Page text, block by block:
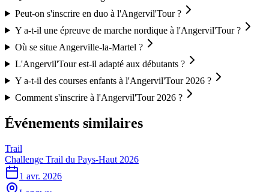
Peut-on s'inscrire en duo à l'Angervil'Tour ?
Y a-t-il une épreuve de marche nordique à l'Angervil'Tour ?
Où se situe Angerville-la-Martel ?
L'Angervil'Tour est-il adapté aux débutants ?
Y a-t-il des courses enfants à l'Angervil'Tour 2026 ?
Comment s'inscrire à l'Angervil'Tour 2026 ?
Événements similaires
Trail
Challenge Trail du Pays-Haut 2026
1 avr. 2026